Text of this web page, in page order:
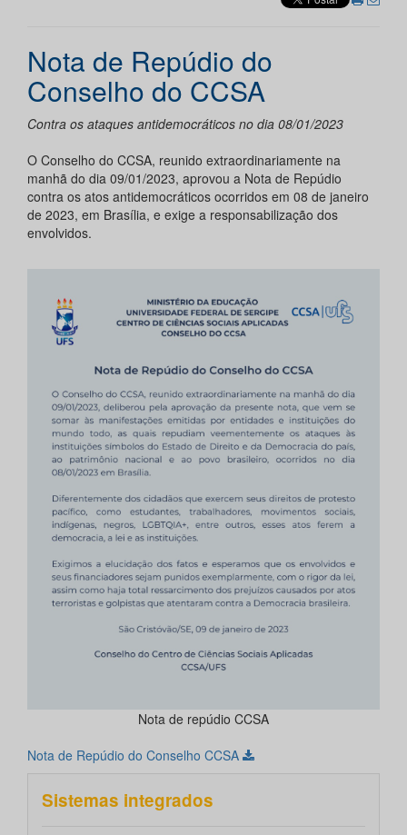
Nota de Repúdio do
Conselho do CCSA
Contra os ataques antidemocráticos no dia 08/01/2023
O Conselho do CCSA, reunido extraordinariamente na
manhã do dia 09/01/2023, aprovou a Nota de Repúdio
contra os atos antidemocráticos ocorridos em 08 de janeiro
de 2023, em Brasília, e exige a responsabilização dos
envolvidos.
Nota de repúdio CCSA
Nota de Repúdio do Conselho CCSA
Sistemas integrados